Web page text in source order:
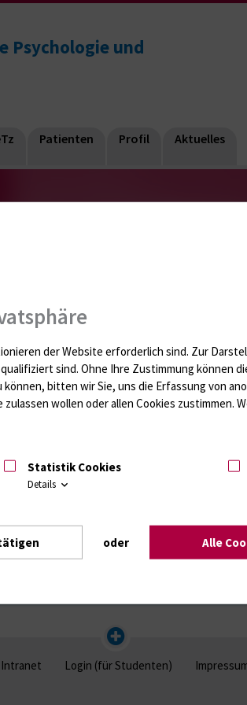
Psychologie und
Patienten Profil Aktuelles
Intranet Login (für Studenten)
der Website erforderlich sind. Zur
sind. Ohne Ihre Zustimmung können
bitten wir Sie, uns die Erfassung von
zulassen wollen oder allen Cookies zustimmen.
Statistik Cookies
Details
oder Alle